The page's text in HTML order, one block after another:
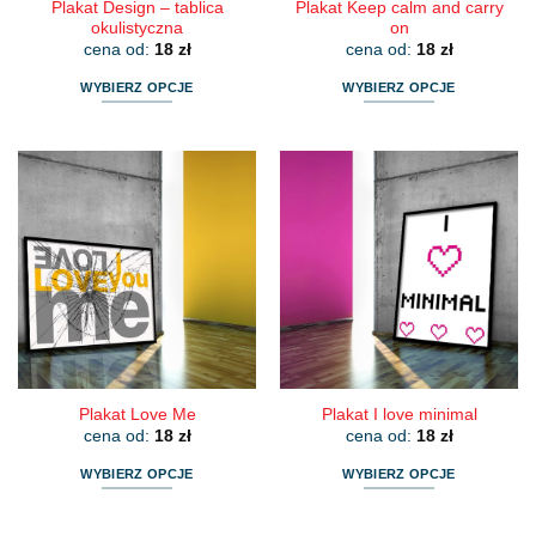
Plakat Design – tablica
okulistyczna
cena od: 18 zł
WYBIERZ OPCJE
ma
wiele
wariantów.
Opcje
można
wybrać
na
stronie
produktu
Plakat Keep calm and carry
on
cena od: 18 zł
WYBIERZ OPCJE
wiele
wariantów.
Opcje
można
wybrać
na
stronie
produktu
Plakat Love Me
cena od: 18 zł
WYBIERZ OPCJE
Plakat I love minimal
cena od: 18 zł
WYBIERZ OPCJE